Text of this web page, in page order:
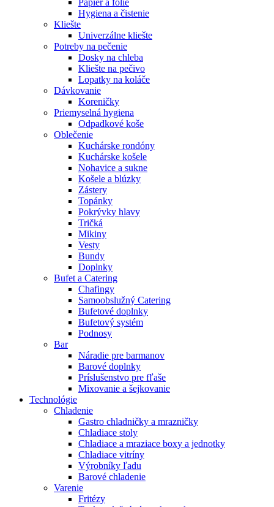
Papier a fólie
Hygiena a čistenie
Kliešte
Univerzálne kliešte
Potreby na pečenie
Dosky na chleba
Kliešte na pečivo
Lopatky na koláče
Dávkovanie
Koreničky
Priemyselná hygiena
Odpadkové koše
Oblečenie
Kuchárske rondóny
Kuchárske košele
Nohavice a sukne
Košele a blúzky
Zástery
Topánky
Pokrývky hlavy
Tričká
Mikiny
Vesty
Bundy
Doplnky
Bufet a Catering
Chafingy
Samoobslužný Catering
Bufetové doplnky
Bufetový systém
Podnosy
Bar
Náradie pre barmanov
Barové doplnky
Príslušenstvo pre fľaše
Mixovanie a šejkovanie
Technológie
Chladenie
Gastro chladničky a mrazničky
Chladiace stoly
Chladiace a mraziace boxy a jednotky
Chladiace vitríny
Výrobníky ľadu
Barové chladenie
Varenie
Fritézy